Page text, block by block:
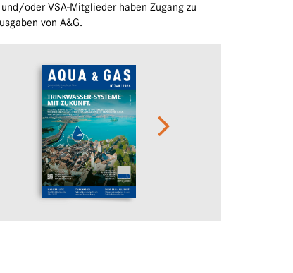
und/oder VSA-Mitglieder haben Zugang zu
von A&G.